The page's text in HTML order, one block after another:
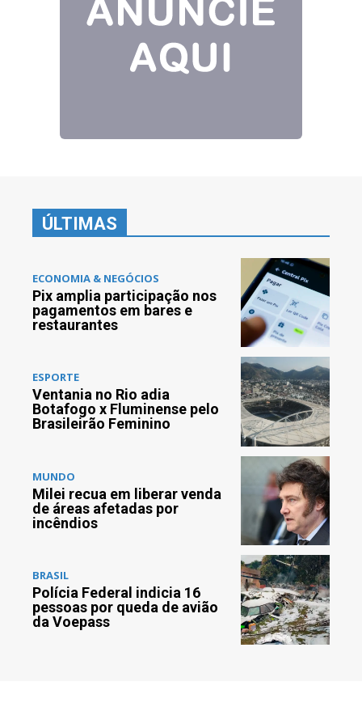
ÚLTIMAS
ECONOMIA & NEGÓCIOS
Pix amplia participação nos
pagamentos em bares e
restaurantes
ESPORTE
Ventania no Rio adia
Botafogo x Fluminense pelo
Brasileirão Feminino
MUNDO
Milei recua em liberar venda
de áreas afetadas por
incêndios
BRASIL
Polícia Federal indicia 16
pessoas por queda de avião
da Voepass